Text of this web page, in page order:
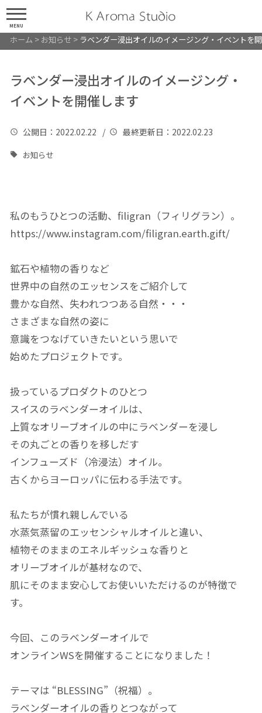
MENU
ホーム > お知らせ> ラベンダー浸出オイルのイメージング・イベントを
ラベンダー浸出オイルのイメージング・
イベントを開催します
公開日 ：2022.02.22 / 最終更新日 ：2022.02.23
お知らせ
私のもうひとつの活動、filigran（フィリグラン）。
https://www.instagram.com/filigran.earth.gift/
鉱石や植物の香りなど
世界中の自然のエッセンスをご紹介して
豊かな自然、失われつつある自然・・・
さまざまな自然の姿に
意識をつなげていきたいという思いで
始めたプロジェクトです。
扱っているプロダクトのひとつ
スイスのラベンダーオイルは、
上質なオリーブオイルの中にラベンダーを浸し
その丸ごとの香りを移しだす
インフューズド（冷浸法）オイル。
古くからヨーロッパに伝わる手法です。
私たちが慣れ親しんでいる
水蒸気蒸留のエッセンシャルオイルと違い、
植物そのままのエネルギッシュな香りと
オリーブオイルが基材なので、
肌にそのまま安心してお使いいただけるのが特徴で
す。
今回、このラベンダーオイルで
オンラインWSを開催することになりました！
テーマは “BLESSING”（祝福）。
ラベンダーオイルの香りとつながって